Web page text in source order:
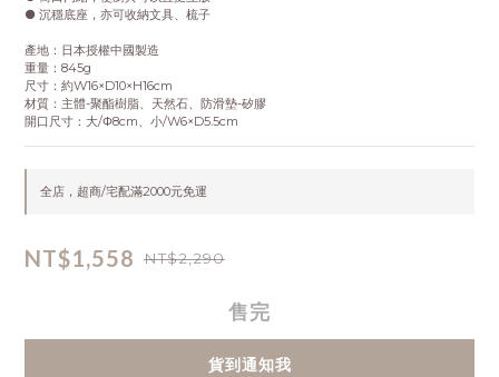
● 沉穩底座，亦可收納文具、梳子
產地：日本授權中國製造
重量：845g
尺寸：約W16×D10×H16cm
材質：主體-聚酯樹脂、天然石、防滑墊-矽膠
開口尺寸：大/Φ8cm、小/W6×D5.5cm
全店，超商/宅配滿2000元免運
NT$1,558 NT$2,290
售完
貨到通知我